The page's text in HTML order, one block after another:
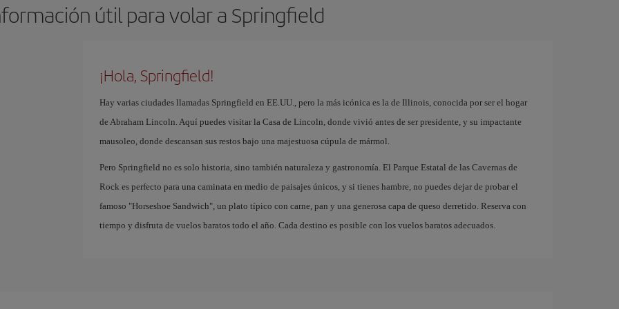
útil para volar a Springfield
¡Hola, Springfield!
Hay varias ciudades llamadas Springfield en EE.UU., pero la más icónica es la de Illinois, conocida por ser el hogar
de Abraham Lincoln. Aquí puedes visitar la Casa de Lincoln, donde vivió antes de ser presidente, y su impactante
mausoleo, donde descansan sus restos bajo una majestuosa cúpula de mármol.
Pero Springfield no es solo historia, sino también naturaleza y gastronomía. El Parque Estatal de las Cavernas de
Rock es perfecto para una caminata en medio de paisajes únicos, y si tienes hambre, no puedes dejar de probar el
famoso "Horseshoe Sandwich", un plato típico con carne, pan y una generosa capa de queso derretido. Reserva con
tiempo y disfruta de vuelos baratos todo el año. Cada destino es posible con los vuelos baratos adecuados.